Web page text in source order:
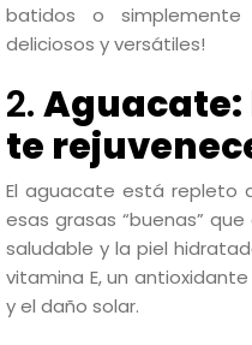
batidos o simplemente
deliciosos y versátiles!
2.Aguacate:
te
El aguacate está repleto
esas grasas “buenas”
saludable y la piel
vitamina E, un
y el daño solar.